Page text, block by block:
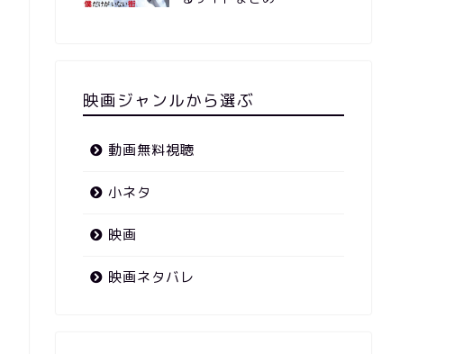
映画ジャンルから選ぶ
動画無料視聴
小ネタ
映画
映画ネタバレ